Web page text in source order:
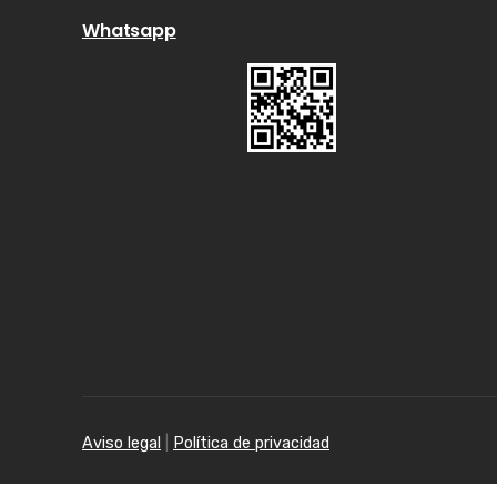
Whatsapp
Aviso legal Política de privacidad